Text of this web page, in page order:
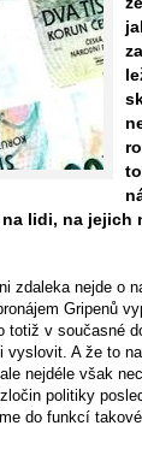
lidi, na
zdaleka nejde o
Gripenů
totiž v současné
vyslovit. A že to
nejdéle však
politiky
do funkcí